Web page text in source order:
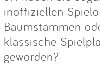
inoffiziellen
Baumstämmen
klassische
geworden?